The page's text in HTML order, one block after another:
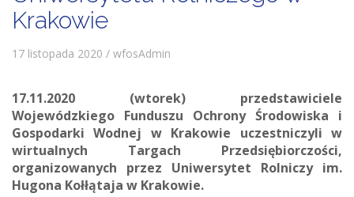
Krakowie
17 listopada 2020 / wfosAdmin
17.11.2020 (wtorek) przedstawiciele
Wojewódzkiego Funduszu Ochrony Środowiska i
Gospodarki Wodnej w Krakowie uczestniczyli w
wirtualnych Targach Przedsiębiorczości,
organizowanych przez Uniwersytet Rolniczy im.
Hugona Kołłątaja w Krakowie.